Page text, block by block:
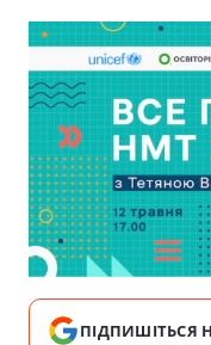
ПІДПИШІТЬСЯ